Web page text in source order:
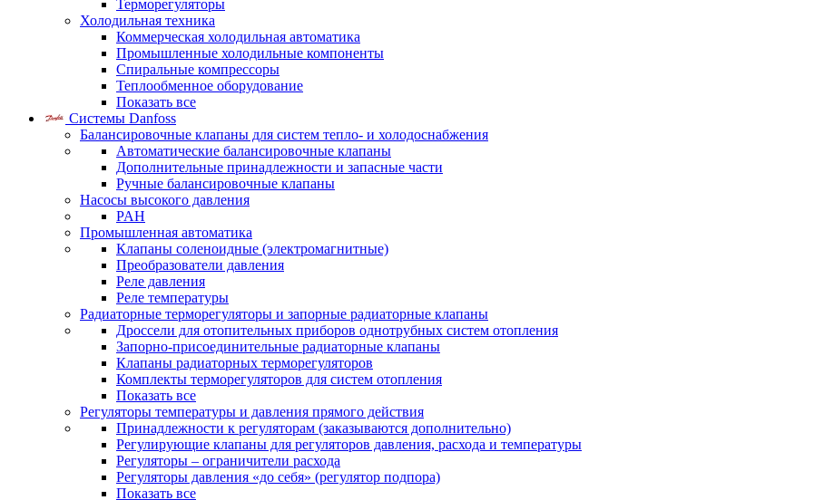
Терморегуляторы
Холодильная техника
Коммерческая холодильная автоматика
Промышленные холодильные компоненты
Спиральные компрессоры
Теплообменное оборудование
Показать все
Системы Danfoss
Балансировочные клапаны для систем тепло- и холодоснабжения
Автоматические балансировочные клапаны
Дополнительные принадлежности и запасные части
Ручные балансировочные клапаны
Насосы высокого давления
PAH
Промышленная автоматика
Клапаны соленоидные (электромагнитные)
Преобразователи давления
Реле давления
Реле температуры
Радиаторные терморегуляторы и запорные радиаторные клапаны
Дроссели для отопительных приборов однотрубных систем отопления
Запорно-присоединительные радиаторные клапаны
Клапаны радиаторных терморегуляторов
Комплекты терморегуляторов для систем отопления
Показать все
Регуляторы температуры и давления прямого действия
Принадлежности к регуляторам (заказываются дополнительно)
Регулирующие клапаны для регуляторов давления, расхода и температуры
Регуляторы – ограничители расхода
Регуляторы давления «до себя» (регулятор подпора)
Показать все